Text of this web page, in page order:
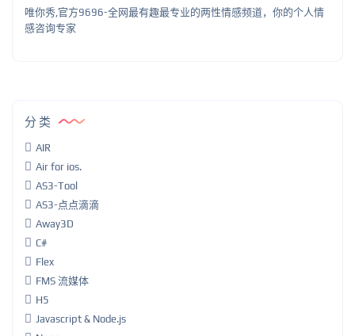
唯你秀,官方9696-全网最有趣最专业的两性情感频道，你的个人情
感咨询专家
分类
AIR
Air for ios.
AS3-Tool
AS3-点点滴滴
Away3D
C#
Flex
FMS 流媒体
H5
Javascript & Node.js